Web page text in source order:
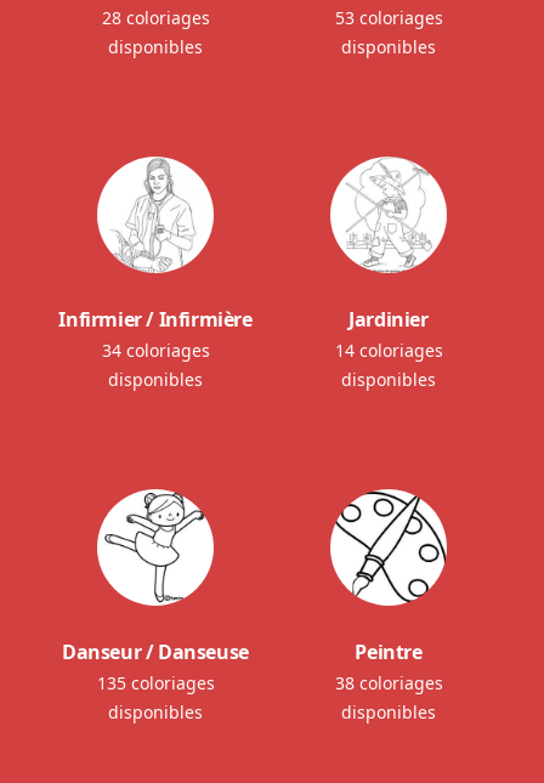
28 coloriages
disponibles
53 coloriages
disponibles
Infirmier / Infirmière
34 coloriages
disponibles
Jardinier
14 coloriages
disponibles
Danseur / Danseuse
135 coloriages
disponibles
Peintre
38 coloriages
disponibles